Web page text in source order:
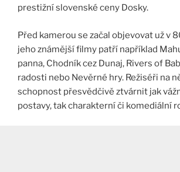
prestižní slovenské ceny Dosky.
Před kamerou se začal objevovat už v
jeho známější filmy patří například
panna, Chodník cez Dunaj, Rivers of
radosti nebo Nevěrné hry. Režiséři na
schopnost přesvědčivě ztvárnit jak
postavy, tak charakterní či komediální